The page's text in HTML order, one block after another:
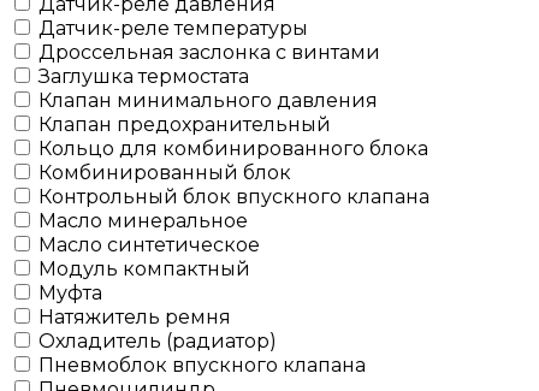
Датчик-реле температуры
Дроссельная заслонка с винтами
Заглушка термостата
Клапан минимального давления
Клапан предохранительный
Кольцо для комбинированного блока
Комбинированный блок
Контрольный блок впускного клапана
Масло минеральное
Масло синтетическое
Модуль компактный
Муфта
Натяжитель ремня
Охладитель (радиатор)
Пневмоблок впускного клапана